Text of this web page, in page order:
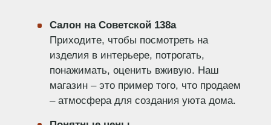
Салон на Советской 138а
Приходите, чтобы посмотреть на
изделия в интерьере, потрогать,
понажимать, оценить вживую. Наш
магазин – это пример того, что продаем
– атмосфера для создания уюта дома.